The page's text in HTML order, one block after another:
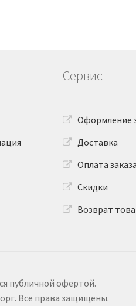
Сервис
Оформление
Доставка
Оплата заказа
Скидки
Возврат
публичной офертой.
Все права защищены.